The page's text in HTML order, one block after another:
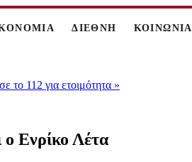
ΔΙΕΘΝΗ ΚΟΙΝΩΝΙΑ
112 για ετοιμότητα »
Ενρίκο Λέτα